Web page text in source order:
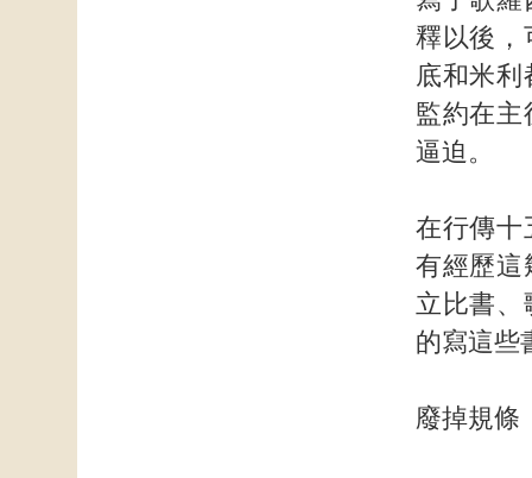
釋以後，
底和米
監約在主
逼迫。
在行傳十
有經歷這
立比書、
的寫這些
廢掉規條